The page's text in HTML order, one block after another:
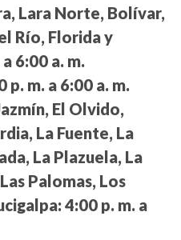
Lara Norte, Bolívar,
Río, Florida y
6:00 a. m.
p. m. a 6:00 a. m.
El Olvido,
La Fuente, La
La Plazuela, La
Palomas, Los
4:00 p. m. a